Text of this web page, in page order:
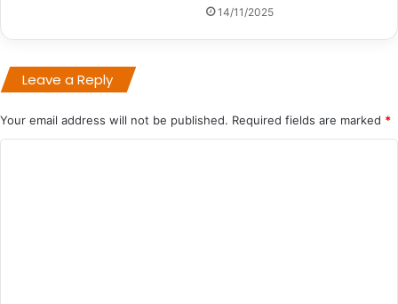
14/11/2025
Leave a Reply
Your email address will not be published. Required fields are marked *